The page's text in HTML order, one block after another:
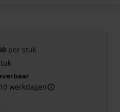
per stuk
werkdagen